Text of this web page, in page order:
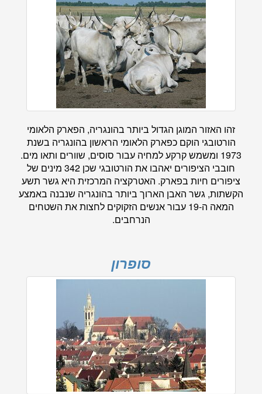
זהו האזור המוגן הגדול ביותר בהונגריה, הפארק הלאומי
הורטובגי הוקם כפארק הלאומי הראשון בהונגריה בשנת
1973 ומשמש קרקע למחיה עבור סוסים, שוורים ותאו מים.
חובבי הציפורים יאהבו את הורטובגי שכן 342 מינים של
ציפורים חיות בפארק. האטרקציה המרכזית היא גשר תשע
הקשתות, גשר האבן הארוך ביותר בהונגריה שנבנה באמצע
המאה ה-19 עבור אנשים הזקוקים לחצות את השטחים
הנרחבים.
סופרון